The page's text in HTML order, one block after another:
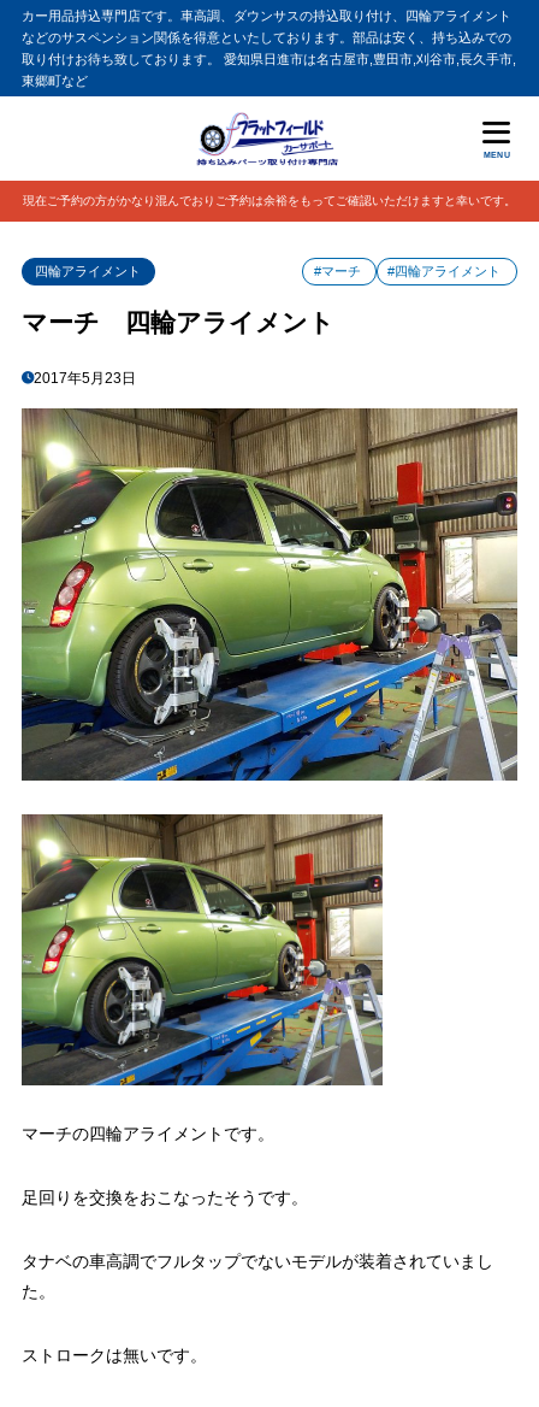
カー用品持込専門店です。車高調、ダウンサスの持込取り付け、四輪アライメント
などのサスペンション関係を得意といたしております。部品は安く、持ち込みでの
取り付けお待ち致しております。 愛知県日進市は名古屋市,豊田市,刈谷市,長久手市,
東郷町など
MENU
現在ご予約の方がかなり混んでおりご予約は余裕をもってご確認いただけますと幸いです。
四輪アライメント #マーチ #四輪アライメント
マーチ 四輪アライメント
2017年5月23日
マーチの四輪アライメントです。
足回りを交換をおこなったそうです。
タナベの車高調でフルタップでないモデルが装着されていまし
た。
ストロークは無いです。